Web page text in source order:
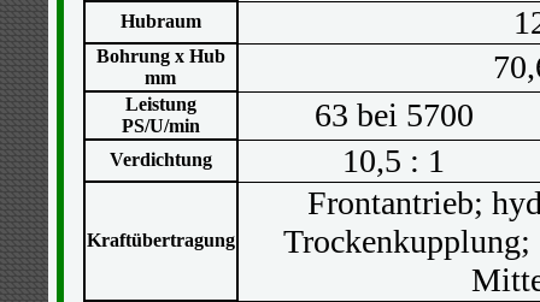
Hubraum
Bohrung x Hub
mm
Leistung
PS/U/min
63 bei 5700
Verdichtung 10,5 : 1
Kraftübertragung
Frontantrieb;
Trockenkupplung;